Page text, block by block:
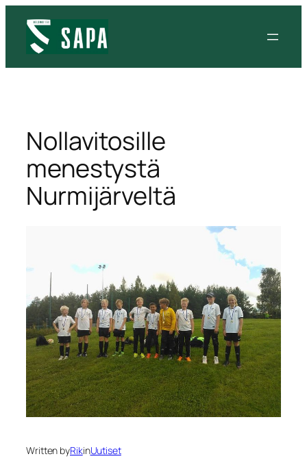
sisältöön
Nollavitosille
menestystä
Nurmijärveltä
Written byRikinUutiset